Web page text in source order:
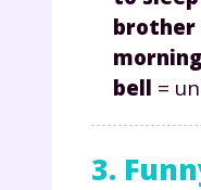
brother
morning
bell =
3.